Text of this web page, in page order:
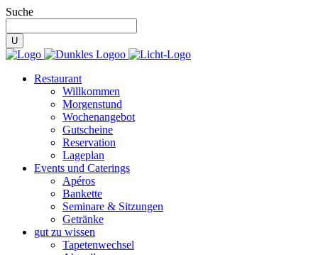
Suche
Restaurant
Willkommen
Morgenstund
Wochenangebot
Gutscheine
Reservation
Lageplan
Events und Caterings
Apéros
Bankette
Seminare & Sitzungen
Getränke
gut zu wissen
Tapetenwechsel